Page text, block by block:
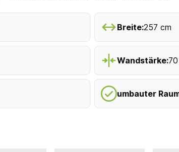
Breite:257 cm
Wandstärke:
umbauter